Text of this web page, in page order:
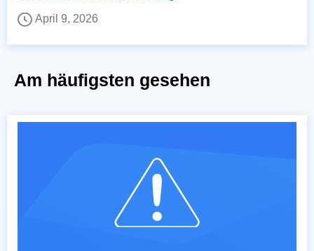
April 9, 2026
Am häufigsten gesehen